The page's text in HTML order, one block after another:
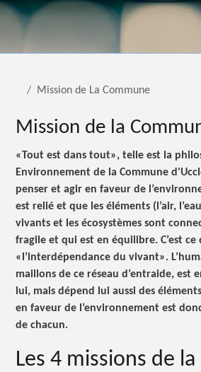
Mission de La Commune
Mission de la
«Tout est dans tout», telle est la
Environnement de la Commune
penser et agir en faveur de
est relié et que les éléments (l’air,
vivants et les écosystèmes sont
fragile et qui est en équilibre. C’est ce
«l’interdépendance du vivant».
maillons de ce réseau d’entraide, est
lui, mais dépend lui aussi des
en faveur de l’environnement est
de chacun.
Les 4 missions de